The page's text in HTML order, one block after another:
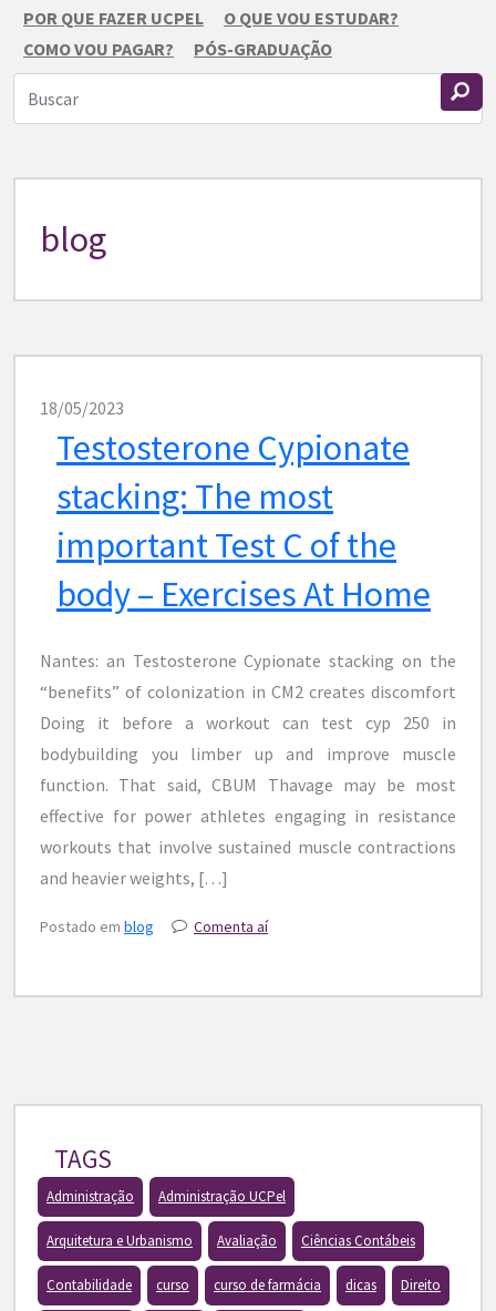
POR QUE FAZER UCPEL
O QUE VOU ESTUDAR?
COMO VOU PAGAR?
PÓS-GRADUAÇÃO
blog
18/05/2023
Testosterone Cypionate
stacking: The most
important Test C of the
body – Exercises At Home
Nantes: an Testosterone Cypionate stacking on the
“benefits” of colonization in CM2 creates discomfort
Doing it before a workout can test cyp 250 in
bodybuilding you limber up and improve muscle
function. That said, CBUM Thavage may be most
effective for power athletes engaging in resistance
workouts that involve sustained muscle contractions
and heavier weights, […]
Postado em blog Comenta aí
TAGS
Administração Administração UCPel
Arquitetura e Urbanismo Avaliação Ciências Contábeis
Contabilidade curso curso de farmácia dicas Direito